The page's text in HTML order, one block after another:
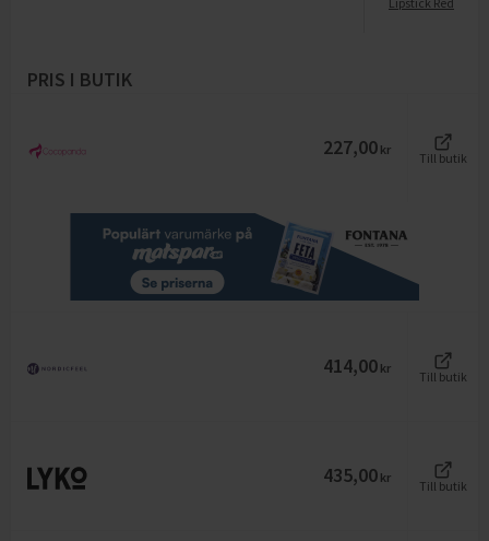
PRIS I BUTIK
227,00 kr
Till butik
414,00 kr
Till butik
435,00 kr
Till butik